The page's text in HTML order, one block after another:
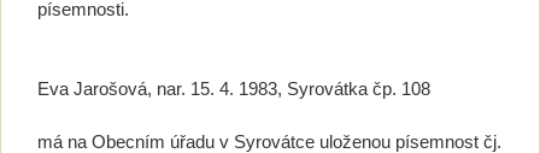
písemnosti.
Eva Jarošová, nar. 15. 4. 1983, Syrovátka čp. 108
má na Obecním úřadu v Syrovátce uloženou písemnost čj.